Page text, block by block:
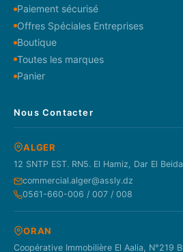
Paiement sécurisé
Offres Spéciales Entreprises
Boutique
Toutes les marques
Panier
Nous Contacter
ALGER
12 SNTP EST. RN5. El Hamiz, Dar El
commercial.alger@assly.dz
0561-660-006 / 007 / 008
ORAN
Coopérative Immobilière El Aalia, N°219